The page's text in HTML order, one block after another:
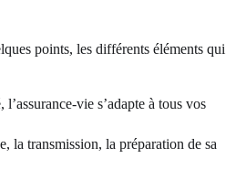
points, les différents éléments qui
vie s’adapte à tous vos
la transmission, la préparation de sa